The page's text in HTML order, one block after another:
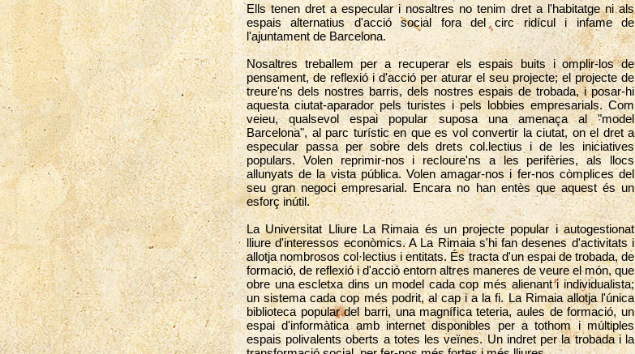
Ells tenen dret a especular i nosaltres no tenim dret a l'habitatge ni als
espais alternatius d'acció social fora del circ ridícul i infame de
l'ajuntament de Barcelona.
Nosaltres treballem per a recuperar els espais buits i omplir-los de
pensament, de reflexió i d'acció per aturar el seu projecte; el projecte de
treure'ns dels nostres barris, dels nostres espais de trobada, i posar-hi
aquesta ciutat-aparador pels turistes i pels lobbies empresarials. Com
veieu, qualsevol espai popular suposa una amenaça al "model
Barcelona", al parc turístic en que es vol convertir la ciutat, on el dret a
especular passa per sobre dels drets col.lectius i de les iniciatives
populars. Volen reprimir-nos i recloure'ns a les perifèries, als llocs
allunyats de la vista pública. Volen amagar-nos i fer-nos còmplices del
seu gran negoci empresarial. Encara no han entès que aquest és un
esforç inútil.
La Universitat Lliure La Rimaia és un projecte popular i autogestionat
lliure d'interessos econòmics. A La Rimaia s'hi fan desenes d'activitats i
allotja nombrosos col·lectius i entitats. És tracta d'un espai de trobada, de
formació, de reflexió i d'acció entorn altres maneres de veure el món, que
obre una escletxa dins un model cada cop més alienant i individualista;
un sistema cada cop més podrit, al cap i a la fi. La Rimaia allotja l'única
biblioteca popular del barri, una magnífica teteria, aules de formació, un
espai d'informàtica amb internet disponibles per a tothom i múltiples
espais polivalents oberts a totes les veïnes. Un indret per la trobada i la